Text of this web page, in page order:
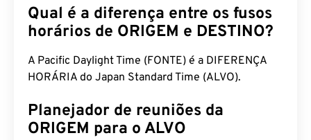
Qual é a diferença entre os fusos
horários de ORIGEM e DESTINO?
A Pacific Daylight Time (FONTE) é a DIFERENÇA
HORÁRIA do Japan Standard Time (ALVO).
Planejador de reuniões da
ORIGEM para o ALVO